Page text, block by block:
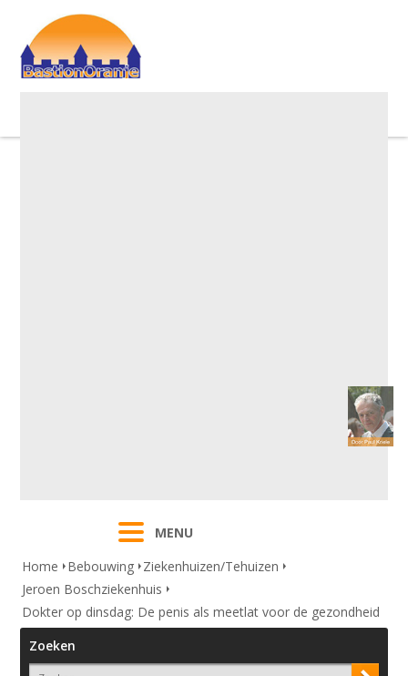
MENU
Home
Bebouwing Ziekenhuizen/Tehuizen
Jeroen Boschziekenhuis
Dokter op dinsdag: De penis als meetlat voor de gezondheid
Zoeken